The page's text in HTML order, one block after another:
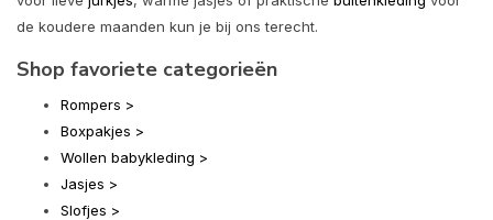
de koudere maanden kun je bij ons terecht.
Shop favoriete categorieën
Rompers >
Boxpakjes >
Wollen babykleding >
Jasjes >
Slofjes >